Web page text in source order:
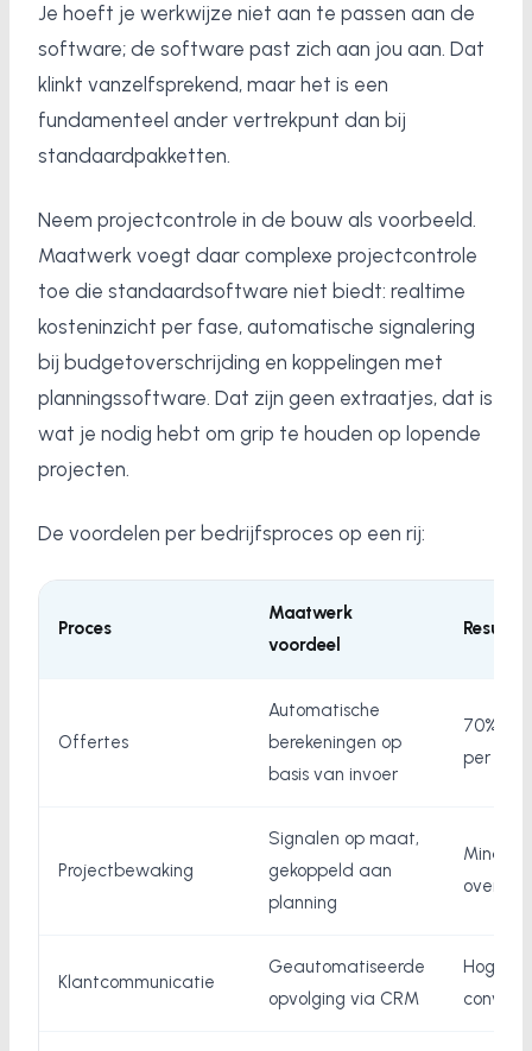
Je hoeft je werkwijze niet aan te passen aan de
software; de software past zich aan jou aan. Dat
klinkt vanzelfsprekend, maar het is een
fundamenteel ander vertrekpunt dan bij
standaardpakketten.
Neem projectcontrole in de bouw als voorbeeld.
Maatwerk voegt daar complexe projectcontrole
toe die standaardsoftware niet biedt: realtime
kosteninzicht per fase, automatische signalering
bij budgetoverschrijding en koppelingen met
planningssoftware. Dat zijn geen extraatjes, dat is
wat je nodig hebt om grip te houden op lopende
projecten.
De voordelen per bedrijfsproces op een rij:
Proces
Maatwerk
voordeel
Offertes
Automatische
berekeningen op
basis van invoer
70%
per
Projectbewaking
Signalen op maat,
gekoppeld aan
planning
Minder
Klantcommunicatie
Geautomatiseerde
opvolging via CRM
Hogere